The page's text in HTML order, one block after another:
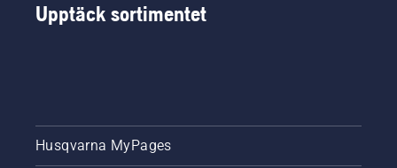
Upptäck sortimentet
Husqvarna MyPages